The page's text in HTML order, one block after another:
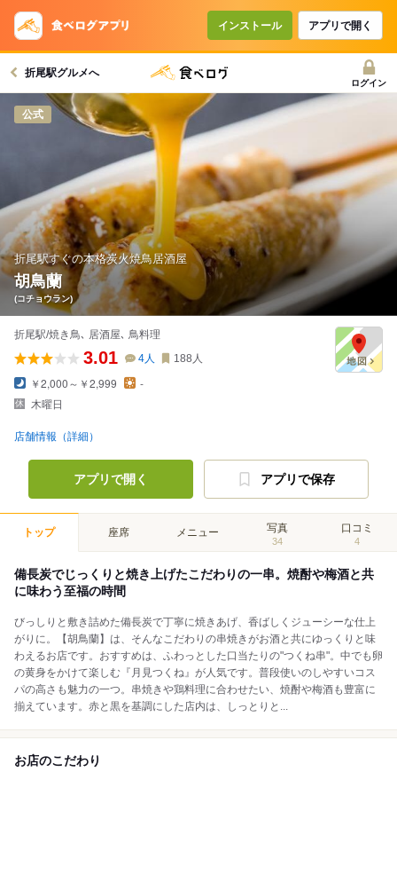
インストール アプリで開く
折尾駅グルメへ
ログイン
公式
折尾駅すぐの本格炭火焼鳥居酒屋
胡鳥蘭
(コチョウラン)
折尾駅/焼き鳥､ 居酒屋､ 鳥料理
3.01 4人 188 人
￥2,000～￥2,999
-
木曜日
店舗情報（詳細）
アプリで開く アプリで保存
トップ 座席 メニュー 写真
34
口コミ
4
備長炭でじっくりと焼き上げたこだわりの一串。焼酎や梅酒と共
に味わう至福の時間
びっしりと敷き詰めた備長炭で丁寧に焼きあげ、香ばしくジューシーな仕上
がりに。【胡鳥蘭】は、そんなこだわりの串焼きがお酒と共にゆっくりと味
わえるお店です。おすすめは、ふわっとした口当たりの"つくね串"。中でも卵
の黄身をかけて楽しむ『月見つくね』が人気です。普段使いのしやすいコス
パの高さも魅力の一つ。串焼きや鶏料理に合わせたい、焼酎や梅酒も豊富に
揃えています。赤と黒を基調にした店内は、しっとりと...
お店のこだわり